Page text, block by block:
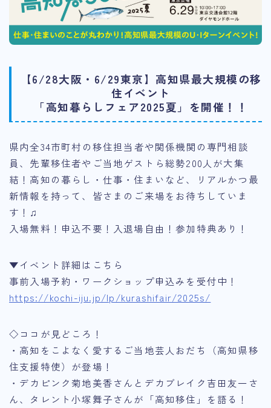
【6/28大阪・6/29東京】高知県最大規模の移
住イベント
「高知暮らしフェア2025夏」を開催！！
県内全34市町村の移住担当者や関係機関の専門相談
員、先輩移住者やご当地ゲストら総勢200人が大集
結！高知の暮らし・仕事・住まいなど、リアルかつ最
新情報を持って、皆さまのご来場をお待ちしていま
す！♫
入場無料！申込不要！入退場自由！参加特典あり！
▼イベント詳細はこちら
事前入場予約・ワークショップ申込みを受付中！
https://kochi-iju.jp/lp/kurashifair/2025s/
◇ココが見どころ！
・高知をこよなく愛するご当地芸人おだち（高知県移
住支援特使）が登場！
・デカピンク菊地美香さんとデカブレイク吉田友一さ
ん、タレント小塚舞子さんが「高知移住」を語る！